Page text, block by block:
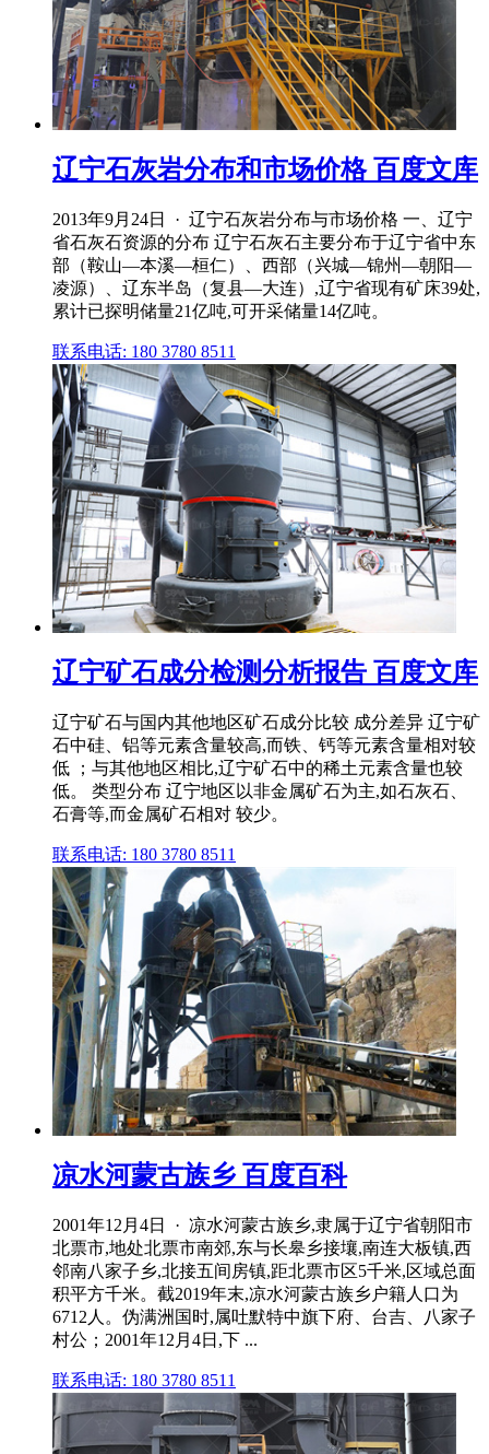
辽宁石灰岩分布和市场价格 百度文库
2013年9月24日 · 辽宁石灰岩分布与市场价格 一、辽宁
省石灰石资源的分布 辽宁石灰石主要分布于辽宁省中东
部（鞍山—本溪—桓仁）、西部（兴城—锦州—朝阳—
凌源）、辽东半岛（复县—大连）,辽宁省现有矿床39处,
累计已探明储量21亿吨,可开采储量14亿吨。
联系电话: 180 3780 8511
辽宁矿石成分检测分析报告 百度文库
辽宁矿石与国内其他地区矿石成分比较 成分差异 辽宁矿
石中硅、铝等元素含量较高,而铁、钙等元素含量相对较
低 ；与其他地区相比,辽宁矿石中的稀土元素含量也较
低。 类型分布 辽宁地区以非金属矿石为主,如石灰石、
石膏等,而金属矿石相对 较少。
联系电话: 180 3780 8511
凉水河蒙古族乡 百度百科
2001年12月4日 · 凉水河蒙古族乡,隶属于辽宁省朝阳市
北票市,地处北票市南郊,东与长皋乡接壤,南连大板镇,西
邻南八家子乡,北接五间房镇,距北票市区5千米,区域总面
积平方千米。截2019年末,凉水河蒙古族乡户籍人口为
6712人。伪满洲国时,属吐默特中旗下府、台吉、八家子
村公；2001年12月4日,下 ...
联系电话: 180 3780 8511